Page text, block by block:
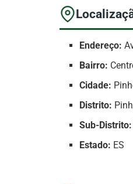
Endereço:
Bairro:
Cidade:
Distrito:
Sub-Distrito:
Estado: ES